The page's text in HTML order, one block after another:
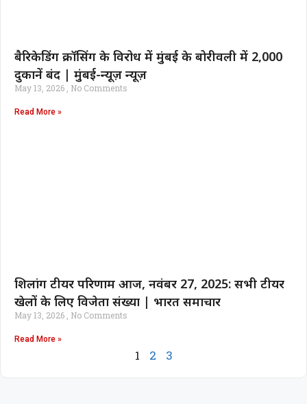
बैरिकेडिंग क्रॉसिंग के विरोध में मुंबई के बोरीवली में 2,000
दुकानें बंद | मुंबई-न्यूज़ न्यूज़
May 13, 2026 No Comments
Read More »
शिलांग टीयर परिणाम आज, नवंबर 27, 2025: सभी टीयर
खेलों के लिए विजेता संख्या | भारत समाचार
May 13, 2026 No Comments
Read More »
1 2 3